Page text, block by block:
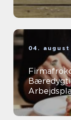
04. august